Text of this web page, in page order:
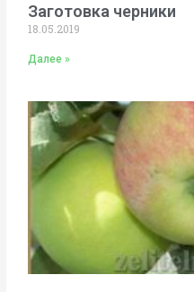
Заготовка черники
18.05.2019
Далее »